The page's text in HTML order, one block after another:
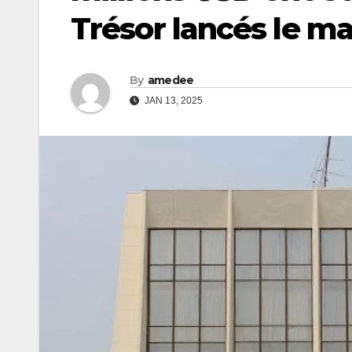
Trésor lancés le
By amedee
JAN 13, 2025